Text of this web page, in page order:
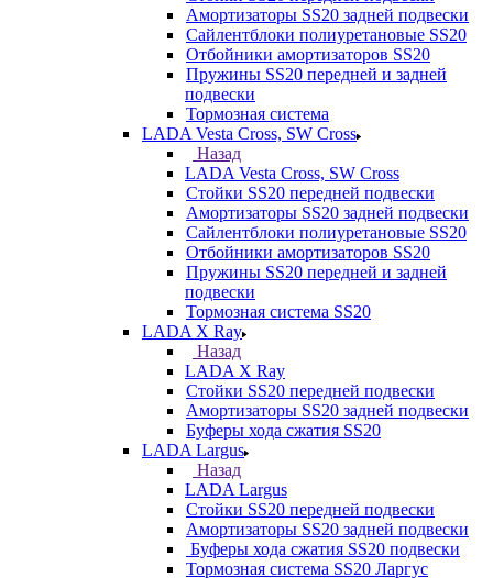
Амортизаторы SS20 задней подвески
Сайлентблоки полиуретановые SS20
Отбойники амортизаторов SS20
Пружины SS20 передней и задней
подвески
Тормозная система
LADA Vesta Cross, SW Cross
Назад
LADA Vesta Cross, SW Cross
Стойки SS20 передней подвески
Амортизаторы SS20 задней подвески
Сайлентблоки полиуретановые SS20
Отбойники амортизаторов SS20
Пружины SS20 передней и задней
подвески
Тормозная система SS20
LADA X Ray
Назад
LADA X Ray
Стойки SS20 передней подвески
Амортизаторы SS20 задней подвески
Буферы хода сжатия SS20
LADA Largus
Назад
LADA Largus
Стойки SS20 передней подвески
Амортизаторы SS20 задней подвески
Буферы хода сжатия SS20 подвески
Тормозная система SS20 Ларгус